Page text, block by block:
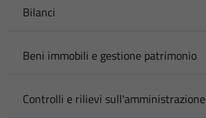
Bilanci
Beni immobili e gestione patrimonio
Controlli e rilievi sull'amministrazione